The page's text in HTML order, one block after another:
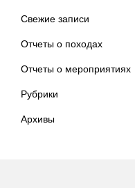
Свежие записи
Отчеты о походах
Отчеты о мероприятиях
Рубрики
Архивы